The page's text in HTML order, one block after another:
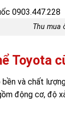
Thu mua
Toyota
và chất
động cơ, độ